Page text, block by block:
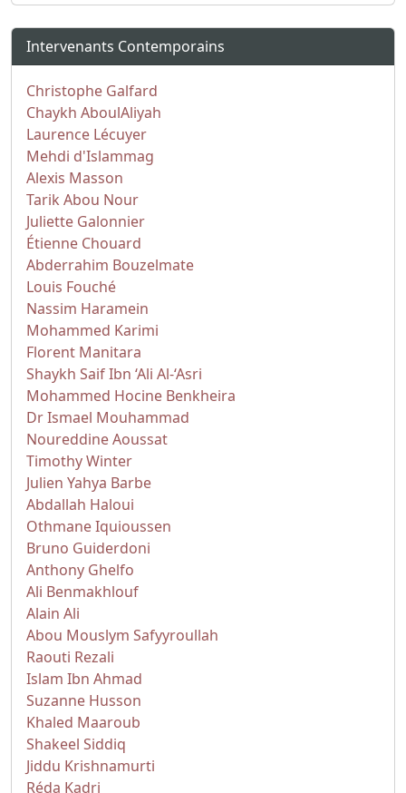
Intervenants Contemporains
Christophe Galfard
Chaykh AboulAliyah
Laurence Lécuyer
Mehdi d'Islammag
Alexis Masson
Tarik Abou Nour
Juliette Galonnier
Étienne Chouard
Abderrahim Bouzelmate
Louis Fouché
Nassim Haramein
Mohammed Karimi
Florent Manitara
Shaykh Saif Ibn ‘Ali Al-‘Asri
Mohammed Hocine Benkheira
Dr Ismael Mouhammad
Noureddine Aoussat
Timothy Winter
Julien Yahya Barbe
Abdallah Haloui
Othmane Iquioussen
Bruno Guiderdoni
Anthony Ghelfo
Ali Benmakhlouf
Alain Ali
Abou Mouslym Safyyroullah
Raouti Rezali
Islam Ibn Ahmad
Suzanne Husson
Khaled Maaroub
Shakeel Siddiq
Jiddu Krishnamurti
Réda Kadri